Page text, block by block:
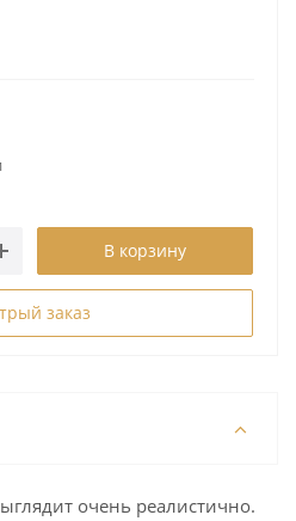
В корзину
заказ
очень реалистично.